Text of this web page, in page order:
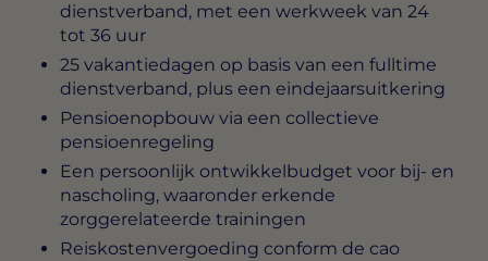
dienstverband, met een werkweek van 24
tot 36 uur
25 vakantiedagen op basis van een fulltime
dienstverband, plus een eindejaarsuitkering
Pensioenopbouw via een collectieve
pensioenregeling
Een persoonlijk ontwikkelbudget voor bij- en
nascholing, waaronder erkende
zorggerelateerde trainingen
Reiskostenvergoeding conform de cao